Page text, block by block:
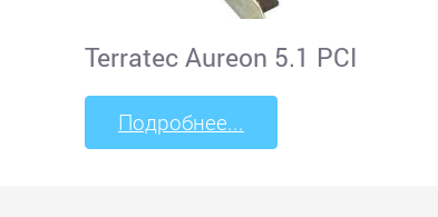
Terratec Aureon 5.1 PCI
Подробнее...